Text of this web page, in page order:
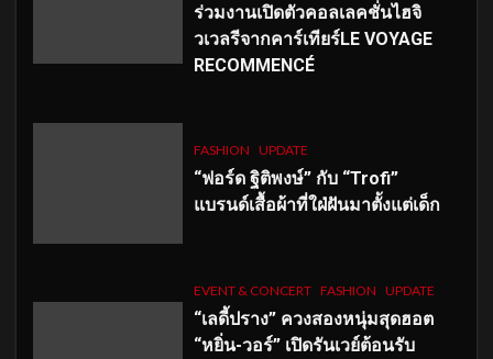
ร่วมงานเปิดตัวคอลเลคชั่นไฮจิ
วเวลรีจากคาร์เทียร์LE VOYAGE
RECOMMENCÉ
FASHION UPDATE
“ฟอร์ด ฐิติพงษ์” กับ “Trofi”
แบรนด์เสื้อผ้าที่ใฝ่ฝันมาตั้งแต่เด็ก
EVENT & CONCERT FASHION UPDATE
“เลดี้ปราง” ควงสองหนุ่มสุดฮอต
“หยิ่น-วอร์” เปิดรันเวย์ต้อนรับ